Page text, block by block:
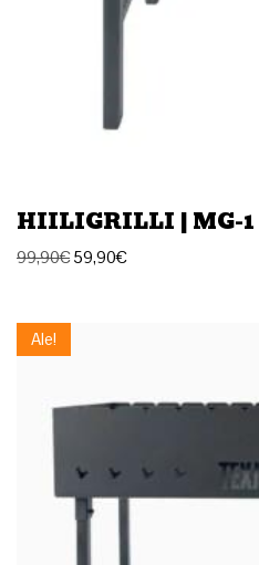
HIILIGRILLI | MG-1
99,90€ 59,90€
Ale!